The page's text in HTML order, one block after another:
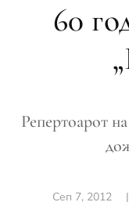
60
Репертоарот
Сеп 7, 2012